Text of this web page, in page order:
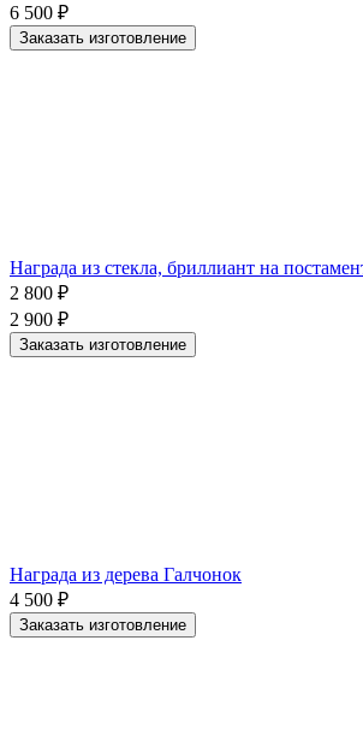
6 500 ₽
Заказать изготовление
Награда из стекла, бриллиант на
2 800 ₽
2 900 ₽
Заказать изготовление
Награда из дерева Галчонок
4 500 ₽
Заказать изготовление